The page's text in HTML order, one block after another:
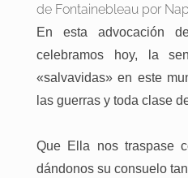
de Fontainebleau por
En esta advocación
celebramos hoy, la
«salvavidas» en este
las guerras y toda clase
Que Ella nos traspase
dándonos su consuelo